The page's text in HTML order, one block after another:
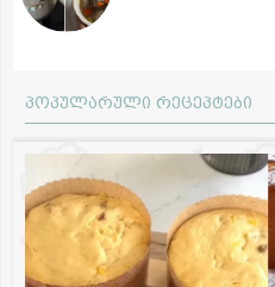
პოპულარული რეცეპტები